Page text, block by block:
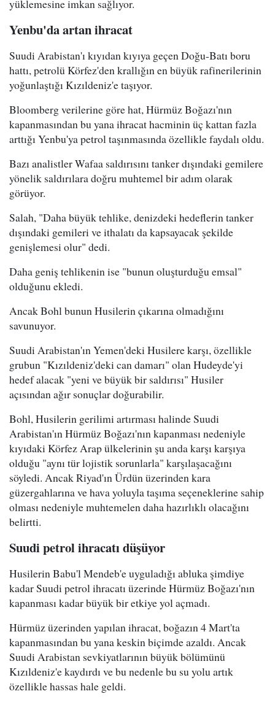
yüklemesine imkan sağlıyor.
Yenbu'da artan ihracat
Suudi Arabistan'ı kıyıdan kıyıya geçen Doğu-Batı boru
hattı, petrolü Körfez'den krallığın en büyük rafinerilerinin
yoğunlaştığı Kızıldeniz'e taşıyor.
Bloomberg verilerine göre hat, Hürmüz Boğazı'nın
kapanmasından bu yana ihracat hacminin üç kattan fazla
arttığı Yenbu'ya petrol taşınmasında özellikle faydalı oldu.
Bazı analistler Wafaa saldırısını tanker dışındaki gemilere
yönelik saldırılara doğru muhtemel bir adım olarak
görüyor.
Salah, "Daha büyük tehlike, denizdeki hedeflerin tanker
dışındaki gemileri ve ithalatı da kapsayacak şekilde
genişlemesi olur" dedi.
Daha geniş tehlikenin ise "bunun oluşturduğu emsal"
olduğunu ekledi.
Ancak Bohl bunun Husilerin çıkarına olmadığını
savunuyor.
Suudi Arabistan'ın Yemen'deki Husilere karşı, özellikle
grubun "Kızıldeniz'deki can damarı" olan Hudeyde'yi
hedef alacak "yeni ve büyük bir saldırısı" Husiler
açısından ağır sonuçlar doğurabilir.
Bohl, Husilerin gerilimi artırması halinde Suudi
Arabistan'ın Hürmüz Boğazı'nın kapanması nedeniyle
kıyıdaki Körfez Arap ülkelerinin şu anda karşı karşıya
olduğu "aynı tür lojistik sorunlarla" karşılaşacağını
söyledi. Ancak Riyad'ın Ürdün üzerinden kara
güzergahlarına ve hava yoluyla taşıma seçeneklerine sahip
olması nedeniyle muhtemelen daha hazırlıklı olacağını
belirtti.
Suudi petrol ihracatı düşüyor
Husilerin Babu'l Mendeb'e uyguladığı abluka şimdiye
kadar Suudi petrol ihracatı üzerinde Hürmüz Boğazı'nın
kapanması kadar büyük bir etkiye yol açmadı.
Hürmüz üzerinden yapılan ihracat, boğazın 4 Mart'ta
kapanmasından bu yana keskin biçimde azaldı. Ancak
Suudi Arabistan sevkiyatlarının büyük bölümünü
Kızıldeniz'e kaydırdı ve bu nedenle bu su yolu artık
özellikle hassas hale geldi.